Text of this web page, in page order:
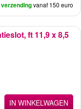
vanaf 150 euro
ft 11,9 x 8,5
IN WINKELWAGEN